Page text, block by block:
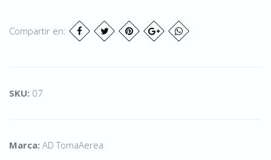
Compartir en:
SKU: 07
Marca: AD TomaAerea